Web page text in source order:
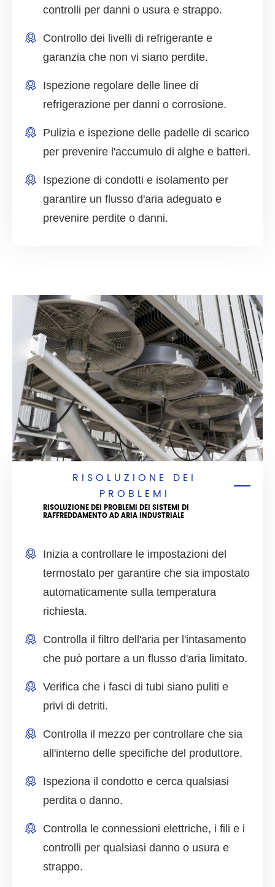
controlli per danni o usura e strappo.
Controllo dei livelli di refrigerante e
garanzia che non vi siano perdite.
Ispezione regolare delle linee di
refrigerazione per danni o corrosione.
Pulizia e ispezione delle padelle di scarico
per prevenire l'accumulo di alghe e batteri.
Ispezione di condotti e isolamento per
garantire un flusso d'aria adeguato e
prevenire perdite o danni.
RISOLUZIONE DEI
PROBLEMI
RISOLUZIONE DEI PROBLEMI DEI SISTEMI DI
RAFFREDDAMENTO AD ARIA INDUSTRIALE
Inizia a controllare le impostazioni del
termostato per garantire che sia impostato
automaticamente sulla temperatura
richiesta.
Controlla il filtro dell'aria per l'intasamento
che può portare a un flusso d'aria limitato.
Verifica che i fasci di tubi siano puliti e
privi di detriti.
Controlla il mezzo per controllare che sia
all'interno delle specifiche del produttore.
Ispeziona il condotto e cerca qualsiasi
perdita o danno.
Controlla le connessioni elettriche, i fili e i
controlli per qualsiasi danno o usura e
strappo.